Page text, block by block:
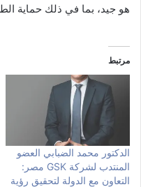
هو جيد، بما في ذلك حماية
مرتبط
الدكتور محمد الضبابي العضو
المنتدب لشركة GSK مصر:
التعاون مع الدولة لتحقيق رؤية